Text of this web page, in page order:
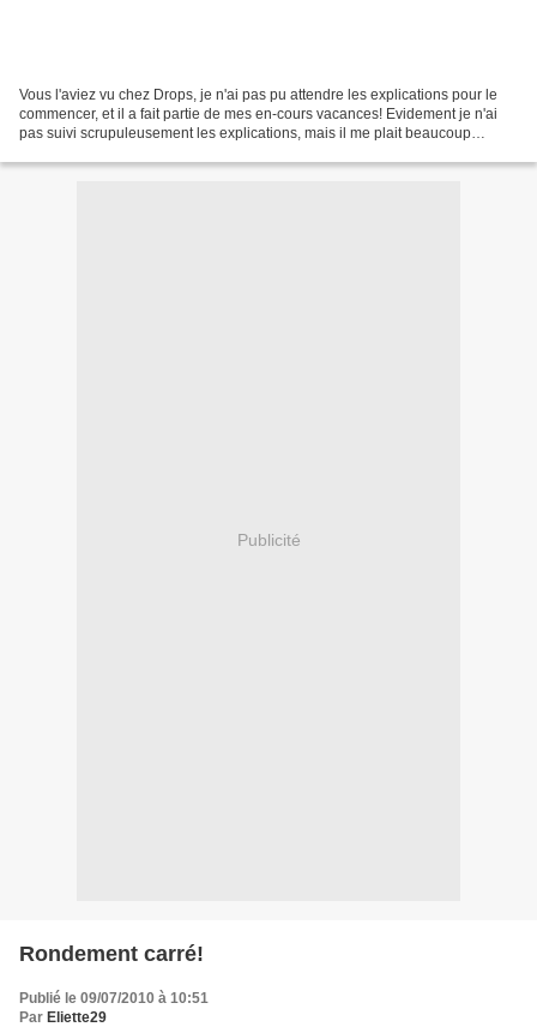
Vous l'aviez vu chez Drops, je n'ai pas pu attendre les explications pour le
commencer, et il a fait partie de mes en-cours vacances! Evidement je n'ai
pas suivi scrupuleusement les explications, mais il me plait beaucoup
Publicité
Rondement carré!
Publié le 09/07/2010 à 10:51
Par Eliette29